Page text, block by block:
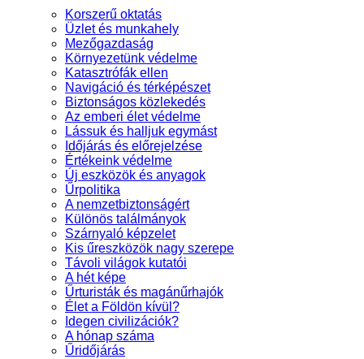
Korszerű oktatás
Üzlet és munkahely
Mezőgazdaság
Környezetünk védelme
Katasztrófák ellen
Navigáció és térképészet
Biztonságos közlekedés
Az emberi élet védelme
Lássuk és halljuk egymást
Időjárás és előrejelzése
Értékeink védelme
Új eszközök és anyagok
Űrpolitika
A nemzetbiztonságért
Különös találmányok
Szárnyaló képzelet
Kis űreszközök nagy szerepe
Távoli világok kutatói
A hét képe
Űrturisták és magánűrhajók
Élet a Földön kívül?
Idegen civilizációk?
A hónap száma
Űridőjárás